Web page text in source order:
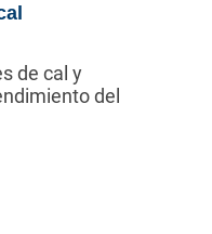
de cal y
del